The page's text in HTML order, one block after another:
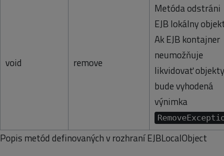
void remove
Metóda odstráni
EJB lokálny
Ak EJB kontajner
neumožňuje
likvidovať
bude vyhodená
výnimka
Popis metód definovaných v rozhraní EJBLocalObject